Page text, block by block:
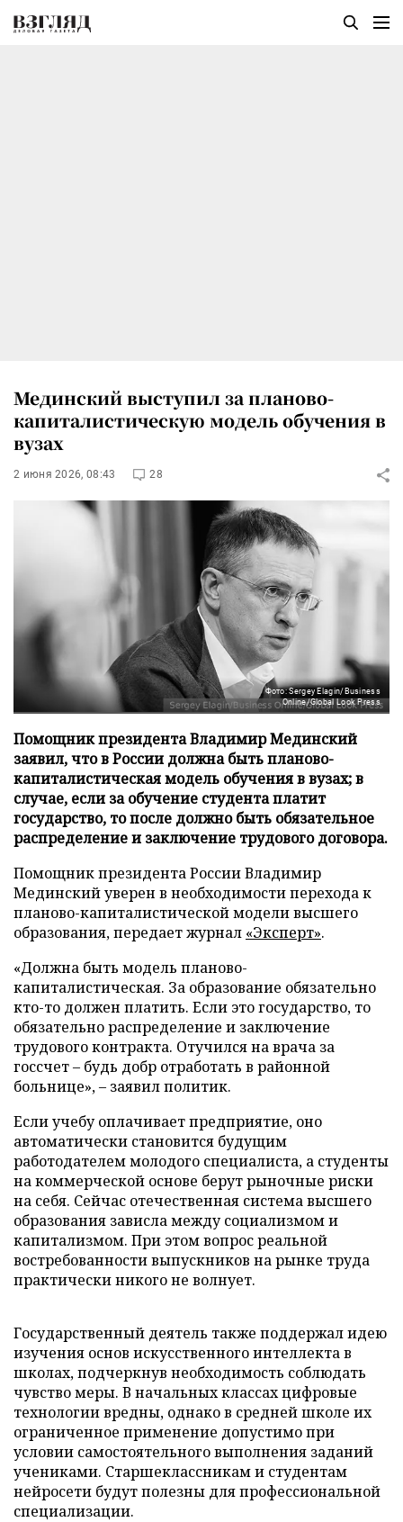
Мединский выступил за планово-
капиталистическую модель обучения в
вузах
2 июня 2026, 08:43 28
Фото: Sergey Elagin/Business
Online/Global Look Press
Помощник президента Владимир Мединский
заявил, что в России должна быть планово-
капиталистическая модель обучения в вузах; в
случае, если за обучение студента платит
государство, то после должно быть обязательное
распределение и заключение трудового договора.
Помощник президента России Владимир
Мединский уверен в необходимости перехода к
планово-капиталистической модели высшего
образования, передает журнал «Эксперт».
«Должна быть модель планово-
капиталистическая. За образование обязательно
кто-то должен платить. Если это государство, то
обязательно распределение и заключение
трудового контракта. Отучился на врача за
госсчет – будь добр отработать в районной
больнице», – заявил политик.
Если учебу оплачивает предприятие, оно
автоматически становится будущим
работодателем молодого специалиста, а студенты
на коммерческой основе берут рыночные риски
на себя. Сейчас отечественная система высшего
образования зависла между социализмом и
капитализмом. При этом вопрос реальной
востребованности выпускников на рынке труда
практически никого не волнует.
Государственный деятель также поддержал идею
изучения основ искусственного интеллекта в
школах, подчеркнув необходимость соблюдать
чувство меры. В начальных классах цифровые
технологии вредны, однако в средней школе их
ограниченное применение допустимо при
условии самостоятельного выполнения заданий
учениками. Старшеклассникам и студентам
нейросети будут полезны для профессиональной
специализации.